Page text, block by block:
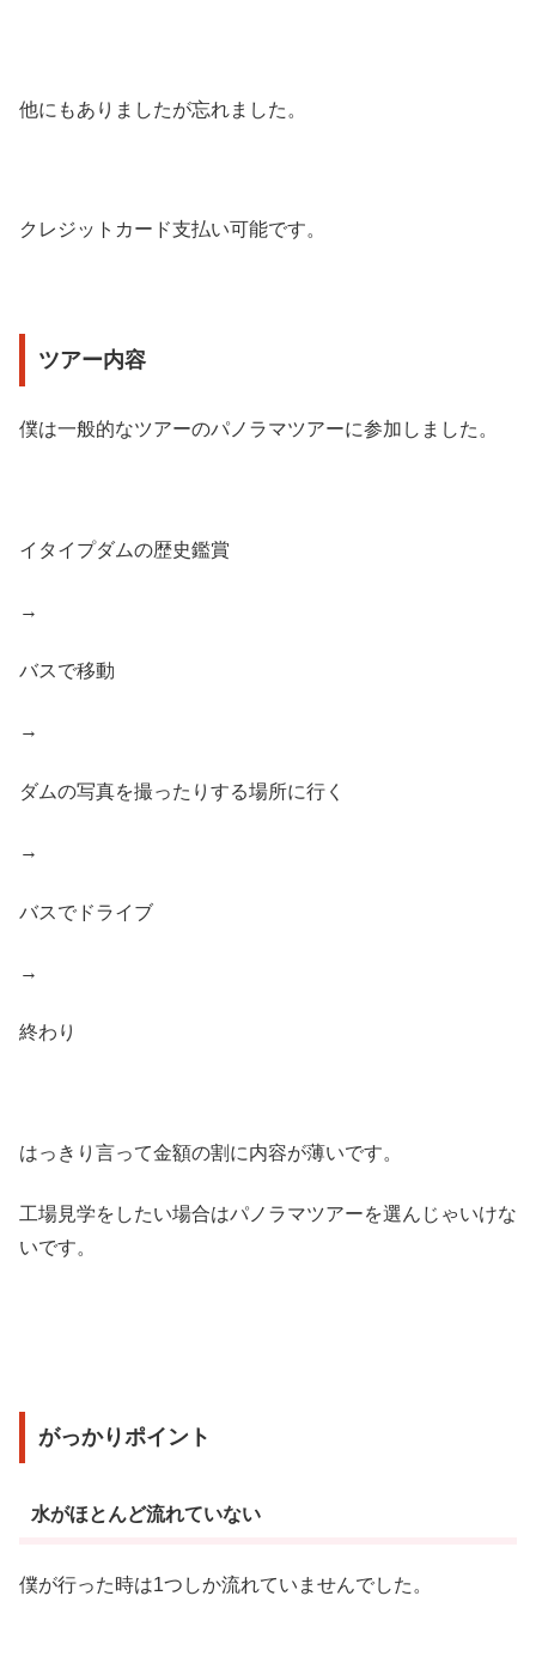
他にもありましたが忘れました。
クレジットカード支払い可能です。
ツアー内容
僕は一般的なツアーのパノラマツアーに参加しました。
イタイプダムの歴史鑑賞
→
バスで移動
→
ダムの写真を撮ったりする場所に行く
→
バスでドライブ
→
終わり
はっきり言って金額の割に内容が薄いです。
工場見学をしたい場合はパノラマツアーを選んじゃいけな
いです。
がっかりポイント
水がほとんど流れていない
僕が行った時は1つしか流れていませんでした。